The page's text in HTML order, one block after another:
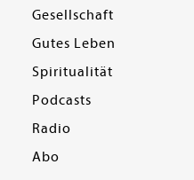
Gesellschaft
Gutes Leben
Spiritualität
Podcasts
Radio
Abo